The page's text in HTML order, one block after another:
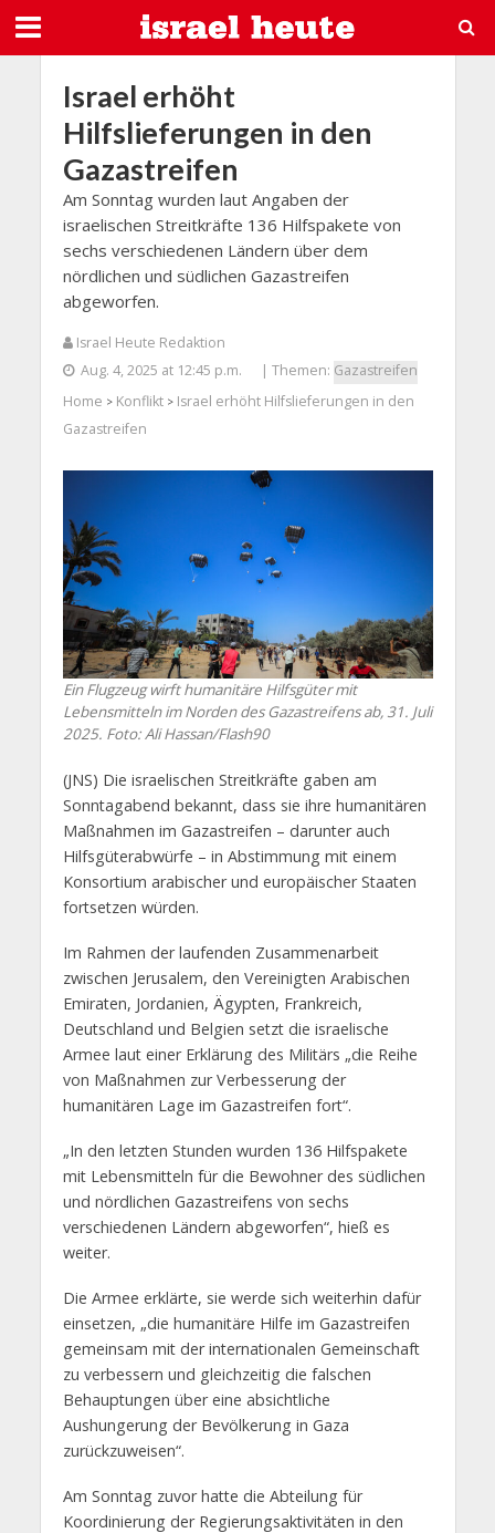
Israel erhöht
Hilfslieferungen in den
Gazastreifen
Am Sonntag wurden laut Angaben der
israelischen Streitkräfte 136 Hilfspakete von
sechs verschiedenen Ländern über dem
nördlichen und südlichen Gazastreifen
abgeworfen.
Israel Heute Redaktion
Aug. 4, 2025 at 12:45 p.m.
| Themen: Gazastreifen
Home > Konflikt> Israel erhöht Hilfslieferungen in den
Gazastreifen
Ein Flugzeug wirft humanitäre Hilfsgüter mit
Lebensmitteln im Norden des Gazastreifens ab, 31. Juli
2025. Foto: Ali Hassan/Flash90
(JNS) Die israelischen Streitkräfte gaben am
Sonntagabend bekannt, dass sie ihre humanitären
Maßnahmen im Gazastreifen – darunter auch
Hilfsgüterabwürfe – in Abstimmung mit einem
Konsortium arabischer und europäischer Staaten
fortsetzen würden.
Im Rahmen der laufenden Zusammenarbeit
zwischen Jerusalem, den Vereinigten Arabischen
Emiraten, Jordanien, Ägypten, Frankreich,
Deutschland und Belgien setzt die israelische
Armee laut einer Erklärung des Militärs „die Reihe
von Maßnahmen zur Verbesserung der
humanitären Lage im Gazastreifen fort“.
„In den letzten Stunden wurden 136 Hilfspakete
mit Lebensmitteln für die Bewohner des südlichen
und nördlichen Gazastreifens von sechs
verschiedenen Ländern abgeworfen“, hieß es
weiter.
Die Armee erklärte, sie werde sich weiterhin dafür
einsetzen, „die humanitäre Hilfe im Gazastreifen
gemeinsam mit der internationalen Gemeinschaft
zu verbessern und gleichzeitig die falschen
Behauptungen über eine absichtliche
Aushungerung der Bevölkerung in Gaza
zurückzuweisen“.
Am Sonntag zuvor hatte die Abteilung für
Koordinierung der Regierungsaktivitäten in den